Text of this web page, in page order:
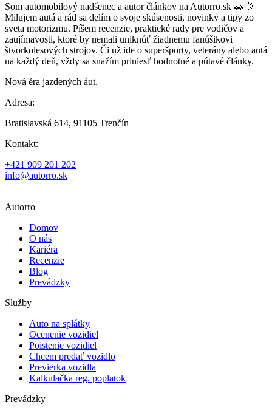
Som automobilový nadšenec a autor článkov na Autorro.sk 🚗💨
Milujem autá a rád sa delím o svoje skúsenosti, novinky a tipy zo
sveta motorizmu. Píšem recenzie, praktické rady pre vodičov a
zaujímavosti, ktoré by nemali uniknúť žiadnemu fanúšikovi
štvorkolesových strojov. Či už ide o superšporty, veterány alebo autá
na každý deň, vždy sa snažím priniesť hodnotné a pútavé články.
Nová éra jazdených áut.
Adresa:
Bratislavská 614, 91105 Trenčín
Kontakt:
+421 909 201 202
info@autorro.sk
Autorro
Domov
O nás
Kariéra
Recenzie
Blog
Prevádzky
Služby
Auto na splátky
Ocenenie vozidiel
Poistenie vozidiel
Chcem predať vozidlo
Previerka vozidla
Kalkulačka reg. poplatok
Prevádzky